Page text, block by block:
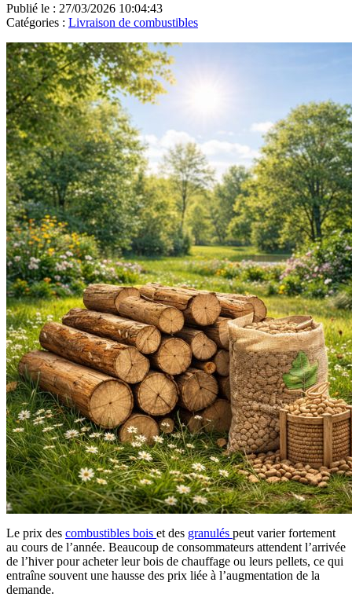
Publié le : 27/03/2026 10:04:43
Catégories : Livraison de combustibles
Le prix des combustibles bois et des granulés peut varier fortement
au cours de l’année. Beaucoup de consommateurs attendent l’arrivée
de l’hiver pour acheter leur bois de chauffage ou leurs pellets, ce qui
entraîne souvent une hausse des prix liée à l’augmentation de la
demande.